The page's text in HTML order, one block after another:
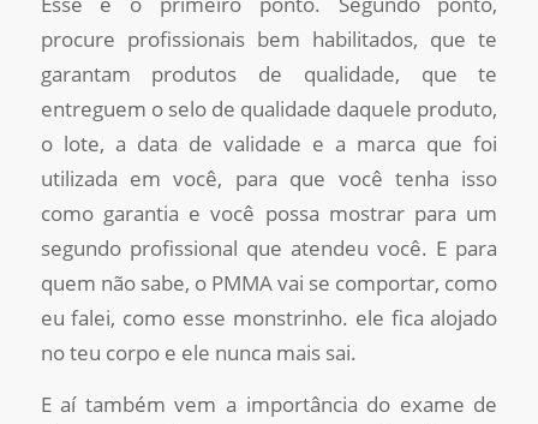
procure profissionais bem habilitados, que te
garantam produtos de qualidade, que te
entreguem o selo de qualidade daquele produto,
o lote, a data de validade e a marca que foi
utilizada em você, para que você tenha isso
como garantia e você possa mostrar para um
segundo profissional que atendeu você. E para
quem não sabe, o PMMA vai se comportar, como
eu falei, como esse monstrinho. ele fica alojado
no teu corpo e ele nunca mais sai.
E aí também vem a importância do exame de